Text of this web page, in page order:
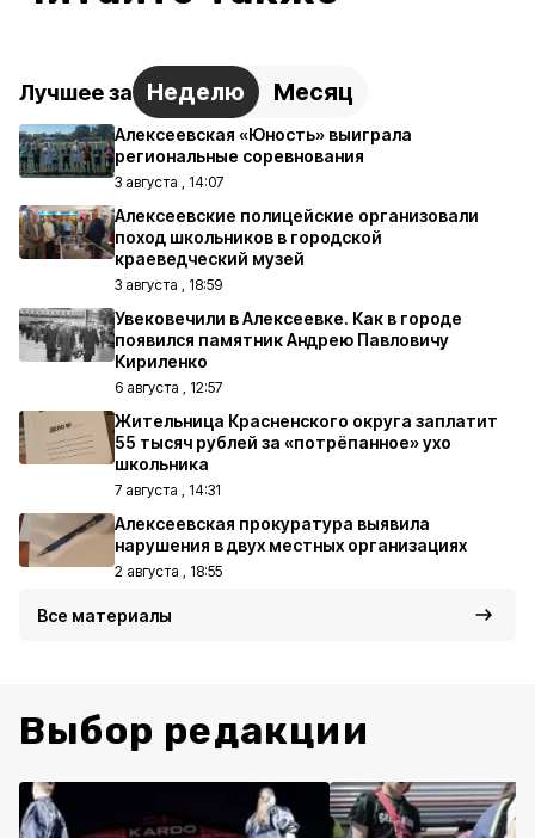
Лучшее за Неделю Месяц
Алексеевская «Юность» выиграла
региональные соревнования
3 августа , 14:07
Алексеевские полицейские организовали
поход школьников в городской
краеведческий музей
3 августа , 18:59
Увековечили в Алексеевке. Как в городе
появился памятник Андрею Павловичу
Кириленко
6 августа , 12:57
Жительница Красненского округа заплатит
55 тысяч рублей за «потрёпанное» ухо
школьника
7 августа , 14:31
Алексеевская прокуратура выявила
нарушения в двух местных организациях
2 августа , 18:55
Все материалы
Выбор редакции